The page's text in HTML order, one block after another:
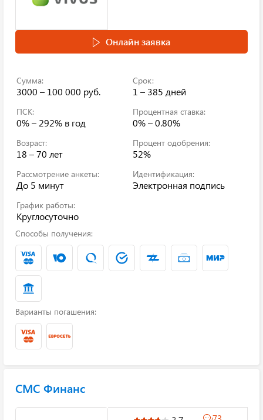
Онлайн заявка
Сумма:
3000 – 100 000 руб.
Срок:
1 – 385 дней
ПСК:
0% – 292% в год
Процентная ставка:
0% – 0.80%
Возраст:
18 – 70 лет
Процент одобрения:
52%
Рассмотрение анкеты:
До 5 минут
Идентификация:
Электронная подпись
График работы:
Круглосуточно
Способы получения:
Варианты погашения:
СМС Финанс